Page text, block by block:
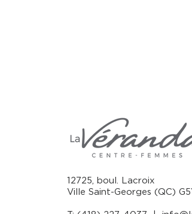
12725, boul. Lacroix
Ville Saint-Georges (QC)